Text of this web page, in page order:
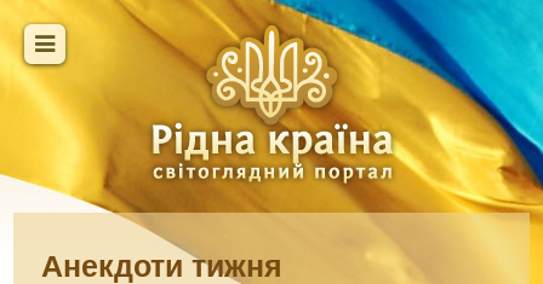
Анекдоти тижня